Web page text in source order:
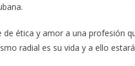
de ética y amor a una profesión
radial es su vida y a ello